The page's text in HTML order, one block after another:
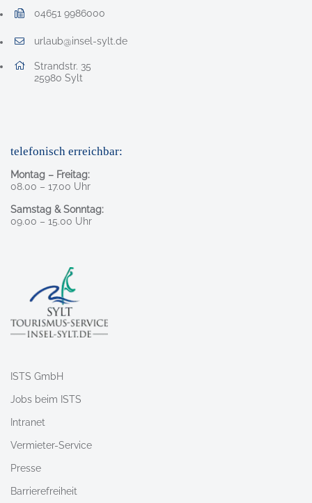
04651 9986000
Faxnummer: 0 4 6 5 1 9 9 8 6 0 0 0
urlaub@insel-sylt.de
E-Mail Adresse: urlaub@insel-sylt.de
Adresse:
Strandstr. 35
25980 , 2 5 9 8 0
Sylt
telefonisch erreichbar:
Montag – Freitag:
08.00 – 17.00 Uhr
Samstag & Sonntag:
09.00 – 15.00 Uhr
ISTS GmbH
Jobs beim ISTS
Intranet
Vermieter-Service
Presse
Barrierefreiheit